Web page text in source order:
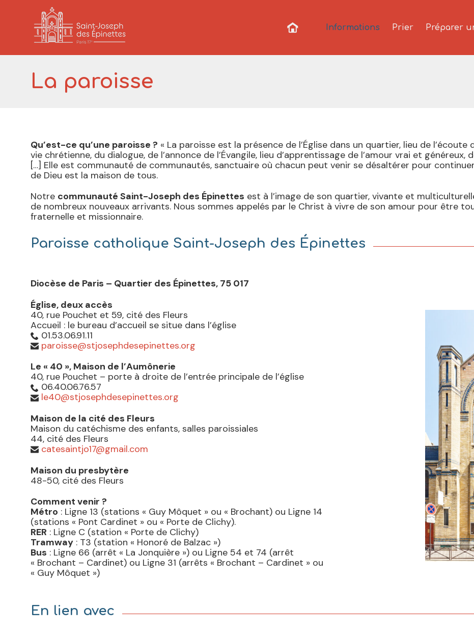
Informations Prier Préparer
La paroisse
Qu’est-ce qu’une paroisse ? « La paroisse est la présence de l’Église dans un quartier, lieu de
vie chrétienne, du dialogue, de l’annonce de l’Évangile, lieu d’apprentissage de l’amour vrai et
[…] Elle est communauté de communautés, sanctuaire où chacun peut venir se désaltérer pour
de Dieu est la maison de tous.
Notre communauté Saint-Joseph des Épinettes est à l’image de son quartier, vivante et
de nombreux nouveaux arrivants. Nous sommes appelés par le Christ à vivre de son amour pour être
fraternelle et missionnaire.
Paroisse catholique Saint-Joseph des Épinettes
Diocèse de Paris – Quartier des Épinettes, 75 017
Église, deux accès
40, rue Pouchet et 59, cité des Fleurs
Accueil : le bureau d’accueil se situe dans l’église
 01.53.06.91.11
 paroisse@stjosephdesepinettes.org
Le « 40 », Maison de l’Aumônerie
40, rue Pouchet – porte à droite de l’entrée principale de l’église
 06.40.06.76.57
 le40@stjosephdesepinettes.org
Maison de la cité des Fleurs
Maison du catéchisme des enfants, salles paroissiales
44, cité des Fleurs
 catesaintjo17@gmail.com
Maison du presbytère
48-50, cité des Fleurs
Comment venir ?
Métro : Ligne 13 (stations « Guy Môquet » ou « Brochant) ou Ligne 14
(stations « Pont Cardinet » ou « Porte de Clichy).
RER : Ligne C (station « Porte de Clichy)
Tramway : T3 (station « Honoré de Balzac »)
Bus : Ligne 66 (arrêt « La Jonquière ») ou Ligne 54 et 74 (arrêt
« Brochant – Cardinet) ou Ligne 31 (arrêts « Brochant – Cardinet » ou
« Guy Môquet »)
En lien avec